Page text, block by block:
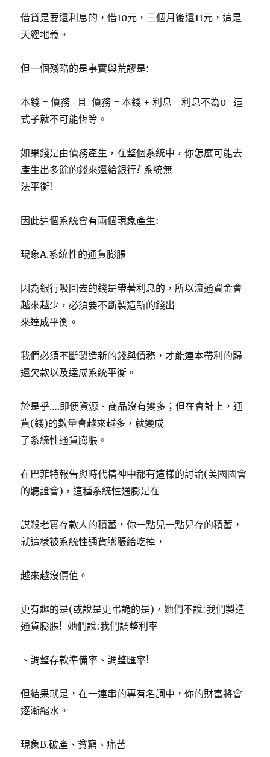
借貸是要還利息的，借10元，三個月後還11元，這是
天經地義。
但一個殘酷的是事實與荒謬是:
本錢 = 債務 且 債務 = 本錢 + 利息 利息不為0 這
式子就不可能恆等。
如果錢是由債務產生，在整個系統中，你怎麼可能去
產生出多餘的錢來還給銀行? 系統無
法平衡!
因此這個系統會有兩個現象產生:
現象A.系統性的通貨膨脹
因為銀行吸回去的錢是帶著利息的，所以流通資金會
越來越少，必須要不斷製造新的錢出
來達成平衡。
我們必須不斷製造新的錢與債務，才能連本帶利的歸
還欠款以及達成系統平衡。
於是乎….即便資源、商品沒有變多；但在會計上，通
貨(錢)的數量會越來越多，就變成
了系統性通貨膨脹。
在巴菲特報告與時代精神中都有這樣的討論(美國國會
的聽證會)，這種系統性通膨是在
謀殺老實存款人的積蓄，你一點兒一點兒存的積蓄，
就這樣被系統性通貨膨脹給吃掉，
越來越沒價值。
更有趣的是(或說是更弔詭的是)，她們不說:我們製造
通貨膨脹! 她們說:我們調整利率
、調整存款準備率、調整匯率!
但結果就是，在一連串的專有名詞中，你的財富將會
逐漸縮水。
現象B.破產、貧窮、痛苦